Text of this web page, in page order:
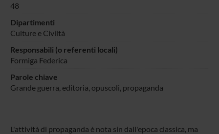
48
Dipartimenti
Culture e Civiltà
Responsabili (o referenti locali)
Formiga Federica
Parole chiave
Grande guerra, editoria, opuscoli, propaganda
L'attività di propaganda è nota sin dall'epoca classica, ma